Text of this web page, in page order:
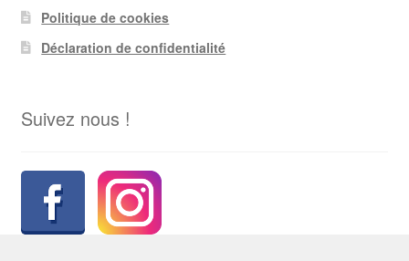
Politique de cookies
Déclaration de confidentialité
Suivez nous !